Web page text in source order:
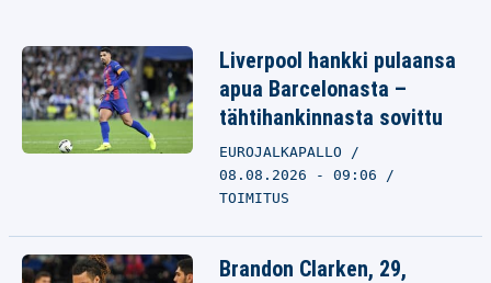
Liverpool hankki pulaansa
apua Barcelonasta –
tähtihankinnasta sovittu
EUROJALKAPALLO
08.08.2026 - 09:06
TOIMITUS
Brandon Clarken, 29,